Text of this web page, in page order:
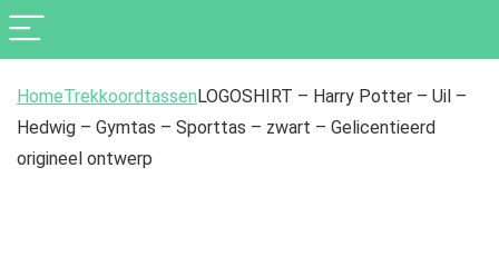
HomeTrekkoordtassenLOGOSHIRT – Harry Potter – Uil –
Hedwig – Gymtas – Sporttas – zwart – Gelicentieerd
origineel ontwerp